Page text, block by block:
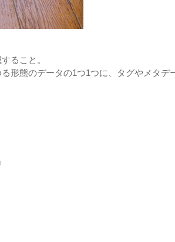
ること。
形態のデータの1つ1つに、タグやメタデ